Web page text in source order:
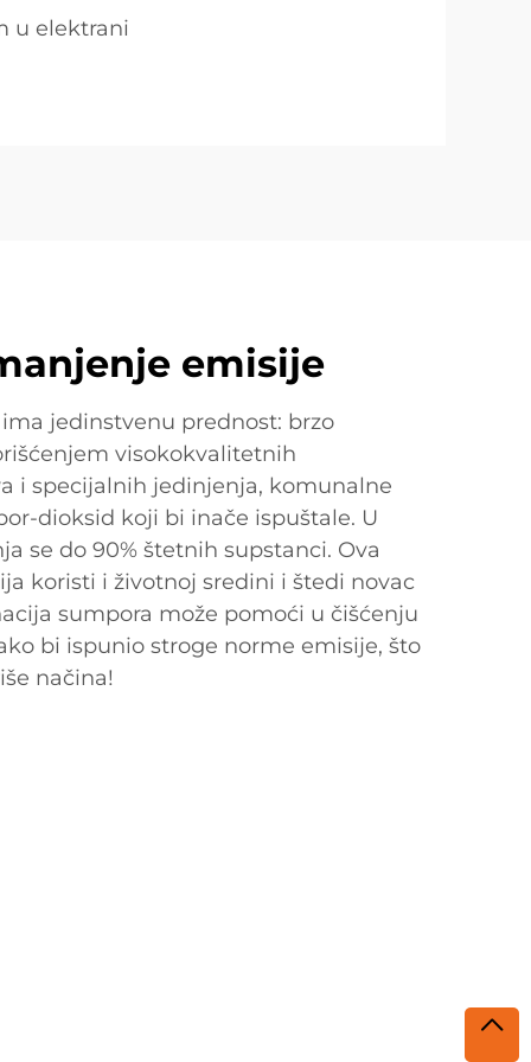
u elektrani
emisije
jedinstvenu prednost: brzo
visokokvalitetnih
i specijalnih jedinjenja, komunalne
dioksid koji bi inače ispuštale. U
se do 90% štetnih supstanci. Ova
koristi i životnoj sredini i štedi novac
sumpora može pomoći u čišćenju
bi ispunio stroge norme emisije, što
načina!